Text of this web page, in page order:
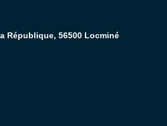
République, 56500 Locminé